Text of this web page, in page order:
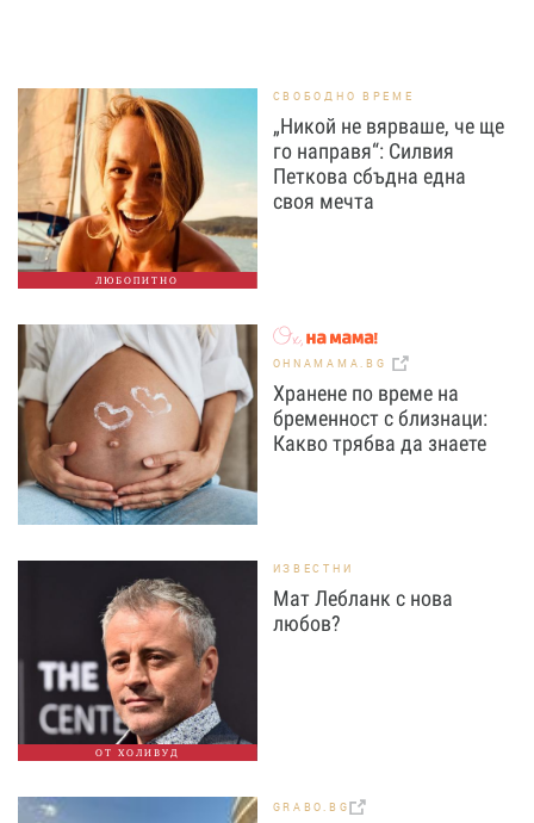
ЛЮБОПИТНО
СВОБОДНО ВРЕМЕ
„Никой не вярваше, че ще
го направя“: Силвия
Петкова сбъдна една
своя мечта
OHNAMAMA.BG
Хранене по време на
бременност с близнаци:
Какво трябва да знаете
ОТ ХОЛИВУД
ИЗВЕСТНИ
Мат Лебланк с нова
любов?
GRABO.BG